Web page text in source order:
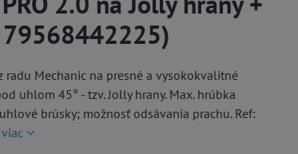
79568442225)
radu Mechanic na presné a vysokokvalitné
uhlom 45° - tzv. Jolly hrany. Max. hrúbka
brúsky; možnosť odsávania prachu. Ref: